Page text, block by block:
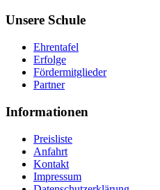
Unsere Schule
Ehrentafel
Erfolge
Fördermitglieder
Partner
Informationen
Preisliste
Anfahrt
Kontakt
Impressum